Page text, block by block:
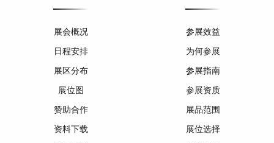
展会概况
日程安排
展区分布
展位图
赞助合作
资料下载
参展效益
为何参展
参展指南
参展资质
展品范围
展位选择